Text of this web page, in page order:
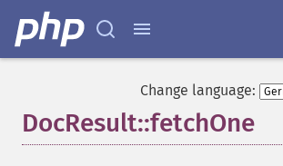
Change language:
DocResult::fetchOne